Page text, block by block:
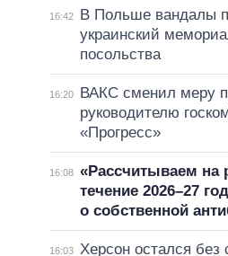
16:42
В Польше вандалы
украинский
посольства
16:20
ВАКС сменил меру
руководителю
«Прогресс»
16:08 «Рассчитываем на
течение 2026–27
о собственной
16:03
Херсон остался без